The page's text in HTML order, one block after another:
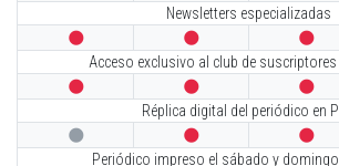
Newsletters especializadas
  
Acceso exclusivo al club de suscriptores
  
Réplica digital del periódico en
  
Periódico impreso el sábado y